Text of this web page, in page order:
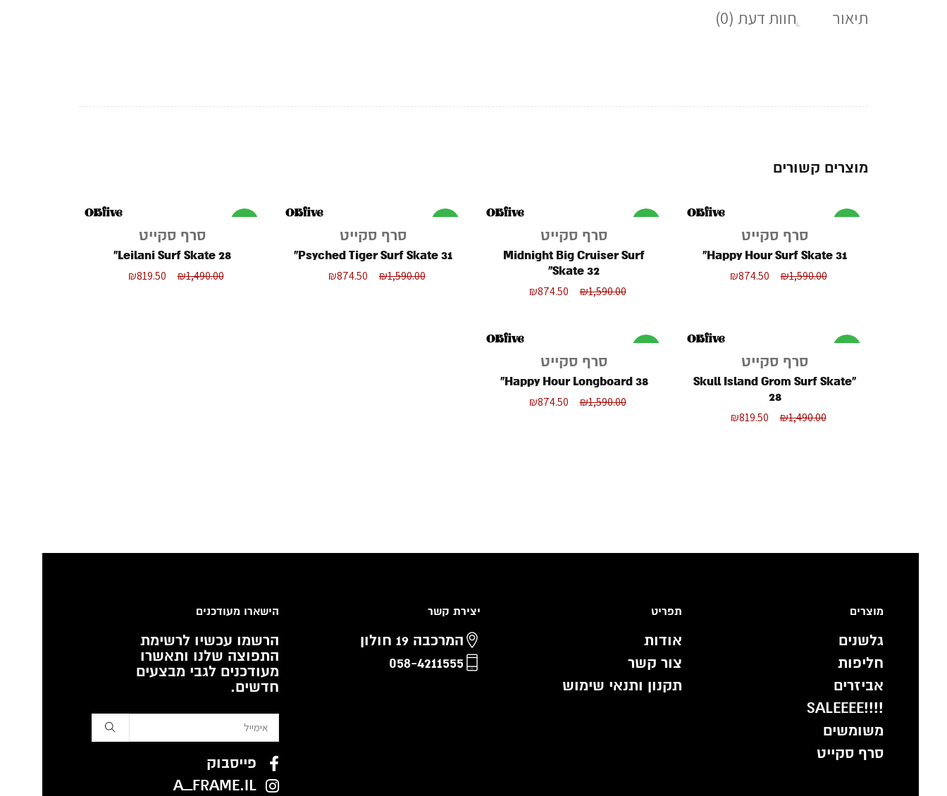
תיאור חוות דעת (0)
מוצרים קשורים
סרף סקייט
Happy Hour Surf Skate 31"
₪1,590.00
₪874.50
סרף סקייט
Midnight Big Cruiser Surf
Skate 32"
₪1,590.00
₪874.50
סרף סקייט
Psyched Tiger Surf Skate 31"
₪1,590.00
₪874.50
סרף סקייט
Leilani Surf Skate 28"
₪1,490.00
₪819.50
סרף סקייט
"Skull Island Grom Surf Skate
28
₪1,490.00
₪819.50
סרף סקייט
Happy Hour Longboard 38"
₪1,590.00
₪874.50
מוצרים
גלשנים
חליפות
אביזרים
!!!!SALEEEE
משומשים
סרף סקייט
תפריט
אודות
צור קשר
תקנון ותנאי שימוש
יצירת קשר
המרכבה 19 חולון
058-4211555
הישארו מעודכנים
הרשמו עכשיו לרשימת
התפוצה שלנו ותאשרו
מעודכנים לגבי מבצעים
חדשים.
פייסבוק
A_FRAME.IL